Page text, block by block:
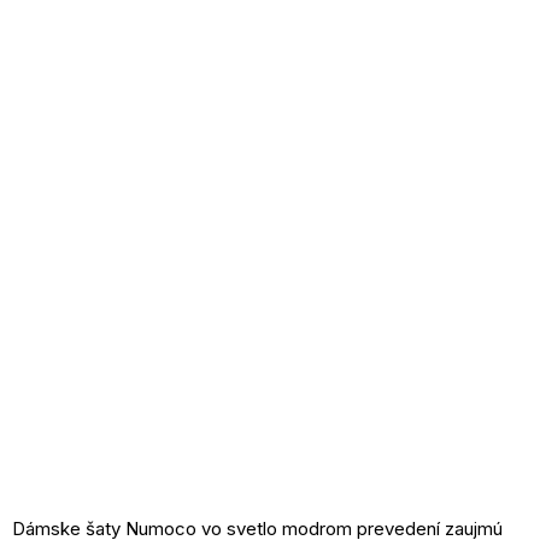
Dámske šaty Numoco vo svetlo modrom prevedení zaujmú